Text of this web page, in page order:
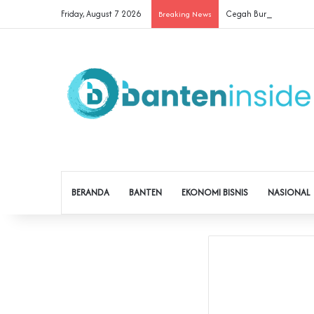
Friday, August 7 2026 Breaking News Cegah Buruh Terjerat
BERANDA BANTEN EKONOMI BISNIS NASIONAL